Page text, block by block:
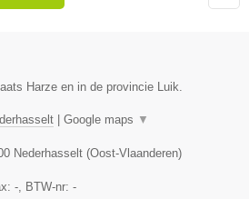
Harze en in de provincie Luik.
Google maps ▼
Nederhasselt (Oost-Vlaanderen)
-, BTW-nr: -